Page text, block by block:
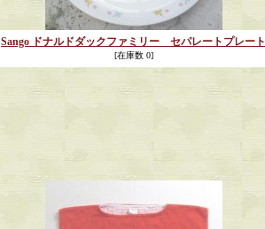
Sango ドナルドダックファミリー セパレートプレート
[在庫数 0]